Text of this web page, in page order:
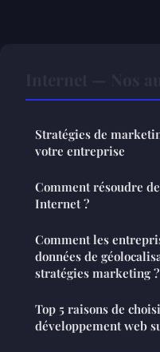
Stratégies de
votre entreprise
Comment résoudre
Internet ?
Comment les
données de
stratégies marketing ?
Top 5 raisons de
développement web